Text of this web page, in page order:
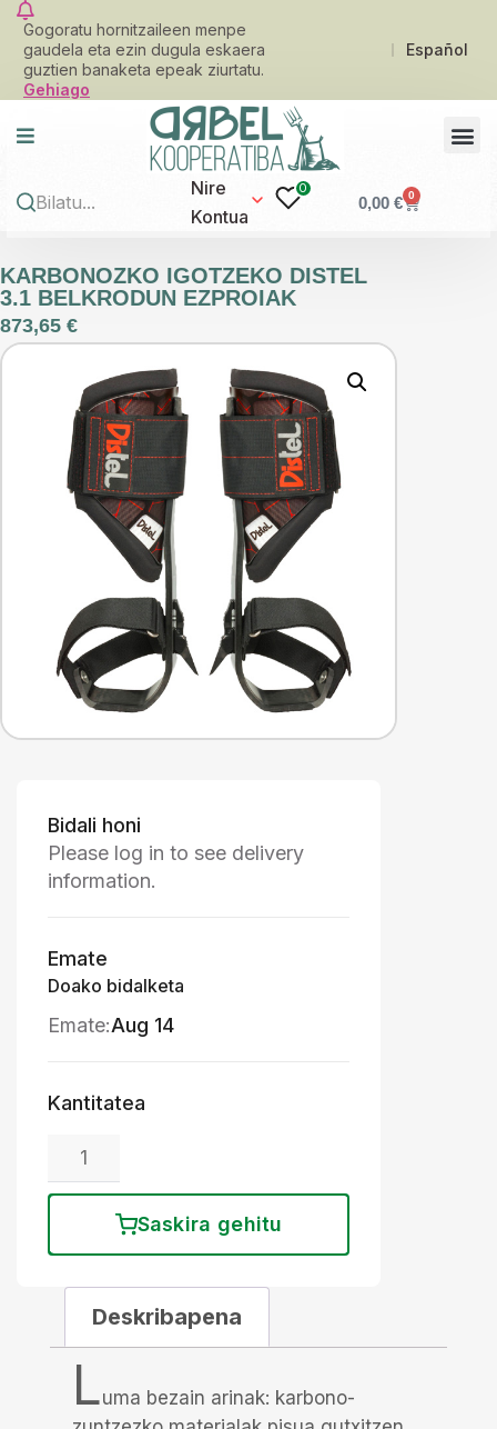
Gogoratu hornitzaileen menpe
gaudela eta ezin dugula eskaera
guztien banaketa epeak ziurtatu.
Gehiago
Español
Nire
Kontua
0
0,00€ 0
KARBONOZKO IGOTZEKO DISTEL
3.1 BELKRODUN EZPROIAK
873,65 €
Bidali honi
Please log in to see delivery
information.
Emate
Doako bidalketa
Emate:Aug 14
Kantitatea
Saskira gehitu
Deskribapena
Luma bezain arinak: karbono-